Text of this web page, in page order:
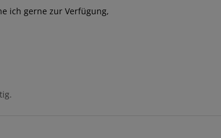
ich gerne zur Verfügung,